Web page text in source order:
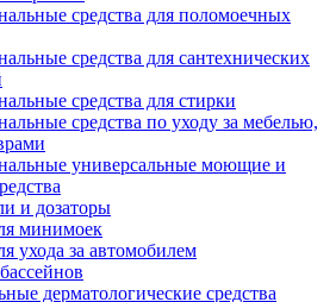
средства для поломоечных
средства для сантехнических
средства для стирки
средства по уходу за мебелью,
универсальные моющие и
и дозаторы
минимоек
ухода за автомобилем